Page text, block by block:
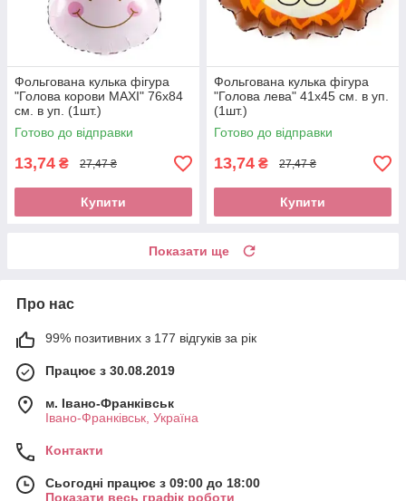
Фольгована кулька фігура
"Голова корови MAXI" 76х84
см. в уп. (1шт.)
Готово до відправки
13,74 ₴ 27,47 ₴
Купити
Фольгована кулька фігура
"Голова лева" 41х45 см. в уп.
(1шт.)
Готово до відправки
13,74 ₴ 27,47 ₴
Купити
Показати ще
Про нас
99% позитивних з 177 відгуків за рік
Працює з 30.08.2019
м. Івано-Франківськ
Івано-Франківськ, Україна
Контакти
Сьогодні працює з 09:00 до 18:00
Показати весь графік роботи